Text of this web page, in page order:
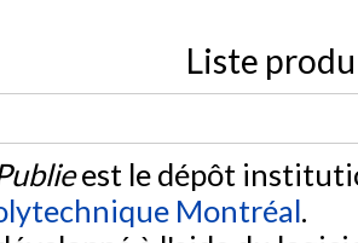
Liste
est le dépôt
Montréal.